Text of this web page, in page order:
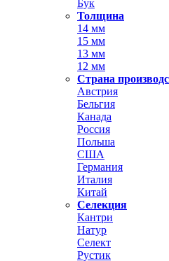
Бук
Толщина
14 мм
15 мм
13 мм
12 мм
Страна
Австрия
Бельгия
Канада
Россия
Польша
США
Германия
Италия
Китай
Селекция
Кантри
Натур
Селект
Рустик